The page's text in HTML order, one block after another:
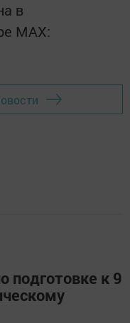
в
MАХ:
подготовке к 9